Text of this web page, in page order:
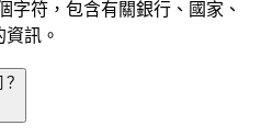
字符，包含有關銀行、國家、
訊。